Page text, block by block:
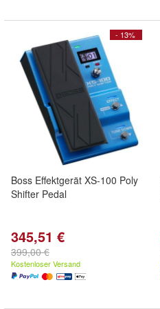
- 13%
Boss Effektgerät XS-100 Poly
Shifter Pedal
345,51 €
399,00 €
Kostenloser Versand